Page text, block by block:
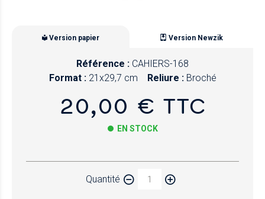
Version papier Version Newzik
Référence : CAHIERS-168
Format : 21x29,7 cm Reliure : Broché
20,00 € TTC
EN STOCK
Quantité